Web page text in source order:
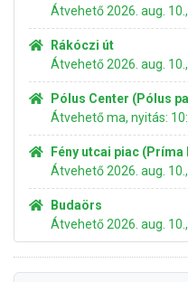
Átvehető 2026. aug.
Rákóczi út
Átvehető 2026. aug.
Pólus Center (Pólus
Átvehető ma, nyitás:
Fény utcai piac
Átvehető 2026. aug.
Budaörs
Átvehető 2026. aug.